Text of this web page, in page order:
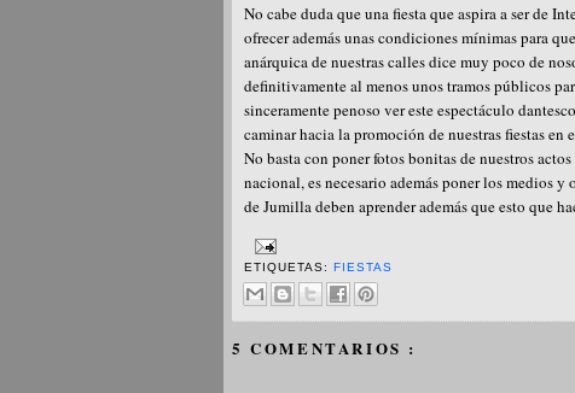
No cabe duda que una fiesta que aspira a ser de
ofrecer además unas condiciones mínimas para
anárquica de nuestras calles dice muy poco de
definitivamente al menos unos tramos públicos
sinceramente penoso ver este espectáculo
caminar hacia la promoción de nuestras fiestas
No basta con poner fotos bonitas de nuestros
nacional, es necesario además poner los medios
de Jumilla deben aprender además que esto que
ETIQUETAS:FIESTAS
5 COMENTARIOS :